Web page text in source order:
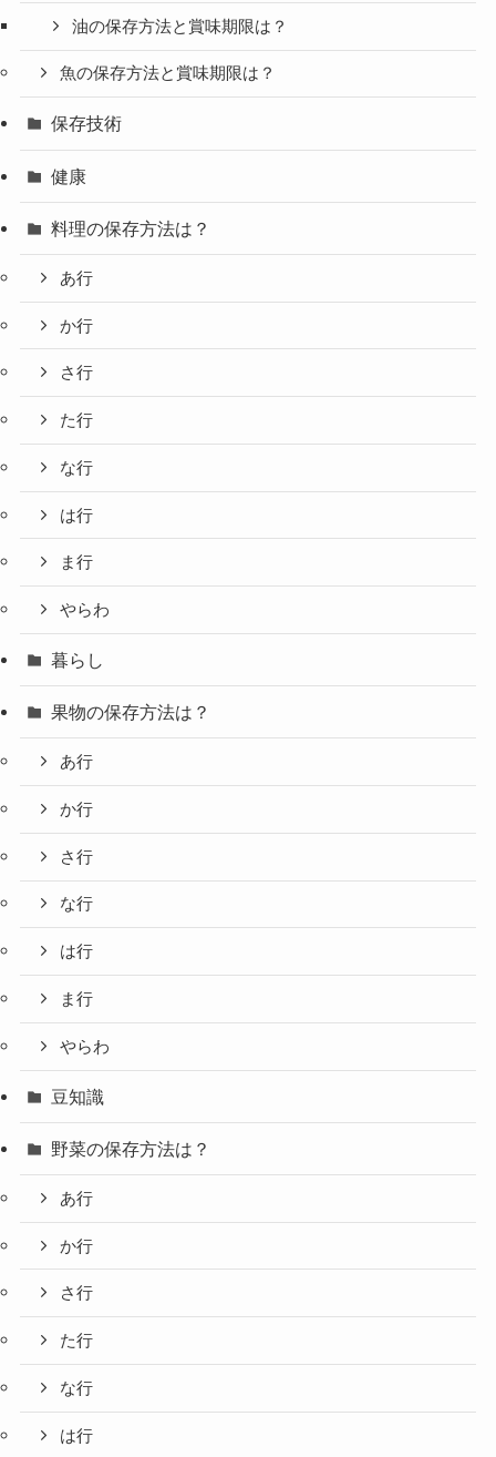
油の保存方法と賞味期限は？
魚の保存方法と賞味期限は？
保存技術
健康
料理の保存方法は？
あ行
か行
さ行
た行
な行
は行
ま行
やらわ
暮らし
果物の保存方法は？
あ行
か行
さ行
な行
は行
ま行
やらわ
豆知識
野菜の保存方法は？
あ行
か行
さ行
た行
な行
は行